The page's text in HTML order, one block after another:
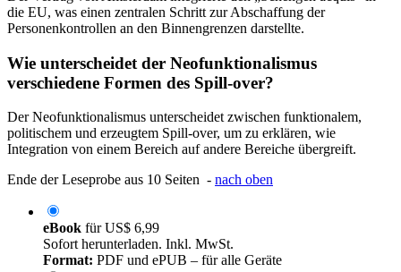
die EU, was einen zentralen Schritt zur Abschaffung der
Personenkontrollen an den Binnengrenzen darstellte.
Wie unterscheidet der Neofunktionalismus
verschiedene Formen des Spill-over?
Der Neofunktionalismus unterscheidet zwischen funktionalem,
politischem und erzeugtem Spill-over, um zu erklären, wie
Integration von einem Bereich auf andere Bereiche übergreift.
Ende der Leseprobe aus 10 Seiten - nach oben
eBook fürUS$ 6,99
Sofort herunterladen. Inkl. MwSt.
Format: PDF und ePUB – für alle Geräte